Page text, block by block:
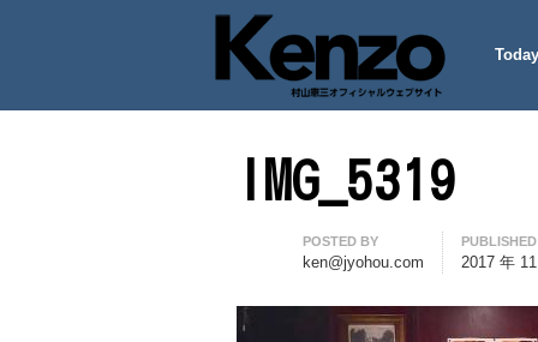
七転八起 – 村山憲三
村山憲三ウェブサイト
IMG_5319
Author
POSTED BY
ken@jyohou.com
PUBLISHED
2017 年